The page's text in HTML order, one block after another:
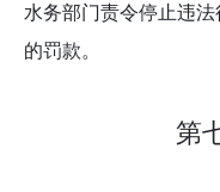
水务部门责令停止违
的罚款。
第